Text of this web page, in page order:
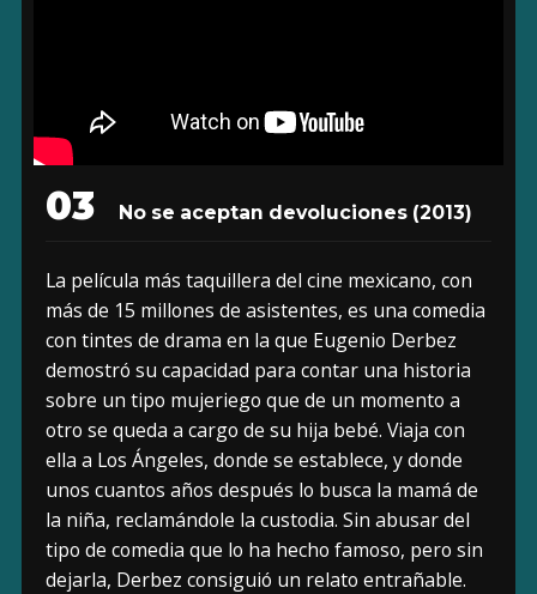
03 No se aceptan devoluciones (2013)
La película más taquillera del cine mexicano, con
más de 15 millones de asistentes, es una comedia
con tintes de drama en la que Eugenio Derbez
demostró su capacidad para contar una historia
sobre un tipo mujeriego que de un momento a
otro se queda a cargo de su hija bebé. Viaja con
ella a Los Ángeles, donde se establece, y donde
unos cuantos años después lo busca la mamá de
la niña, reclamándole la custodia. Sin abusar del
tipo de comedia que lo ha hecho famoso, pero sin
dejarla, Derbez consiguió un relato entrañable.